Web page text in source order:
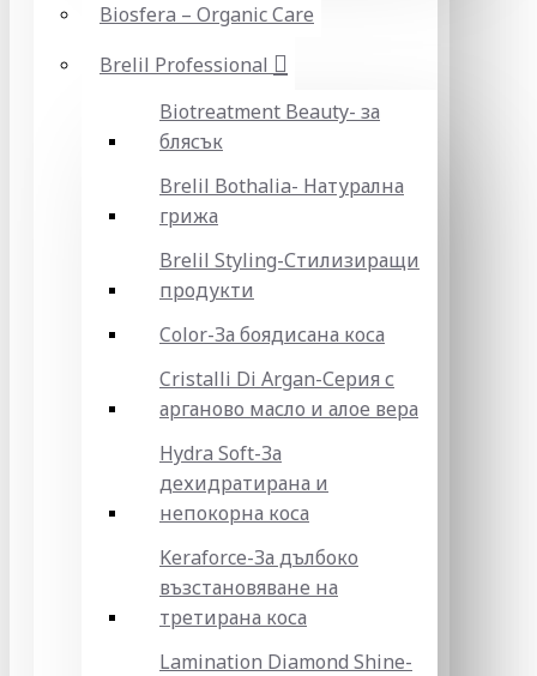
Biosfera – Organic Care
Brelil Professional
Biotreatment Beauty- за
блясък
Brelil Bothalia- Натурална
грижа
Brelil Styling-Стилизиращи
продукти
Color-За боядисана коса
Cristalli Di Argan-Серия с
арганово масло и алое вера
Hydra Soft-За
дехидратирана и
непокорна коса
Keraforce-За дълбоко
възстановяване на
третирана коса
Lamination Diamond Shine-